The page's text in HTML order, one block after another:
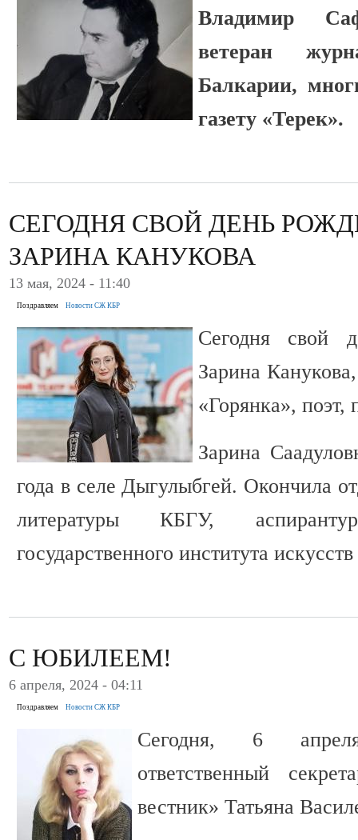
Владимир
ветеран
Балкарии,
газету «Терек».
СЕГОДНЯ СВОЙ ДЕНЬ
ЗАРИНА КАНУКОВА
13 мая, 2024 - 11:40
Поздравляем Новости СЖ КБР
Сегодня свой
Зарина
«Горянка», поэт,
Зарина
года в селе Дыгулыбгей. Окончила
литературы КБГУ,
государственного института
С ЮБИЛЕЕМ!
6 апреля, 2024 - 04:11
Поздравляем Новости СЖ КБР
Сегодня, 6
ответственный
вестник» Татьяна